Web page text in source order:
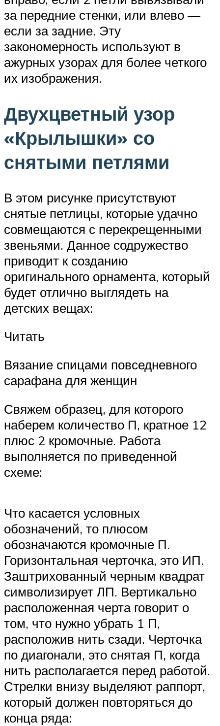
за передние стенки, или влево —
если за задние. Эту
закономерность используют в
ажурных узорах для более четкого
их изображения.
Двухцветный узор
«Крылышки» со
снятыми петлями
В этом рисунке присутствуют
снятые петлицы, которые удачно
совмещаются с перекрещенными
звеньями. Данное содружество
приводит к созданию
оригинального орнамента, который
будет отлично выглядеть на
детских вещах:
Читать
Вязание спицами повседневного
сарафана для женщин
Свяжем образец, для которого
наберем количество П, кратное 12
плюс 2 кромочные. Работа
выполняется по приведенной
схеме:
Что касается условных
обозначений, то плюсом
обозначаются кромочные П.
Горизонтальная черточка, это ИП.
Заштрихованный черным квадрат
символизирует ЛП. Вертикально
расположенная черта говорит о
том, что нужно убрать 1 П,
расположив нить сзади. Черточка
по диагонали, это снятая П, когда
нить располагается перед работой.
Стрелки внизу выделяют раппорт,
который должен повторяться до
конца ряда: